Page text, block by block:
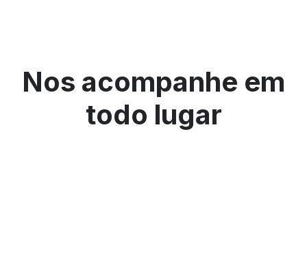
Nos acompanhe em
todo lugar